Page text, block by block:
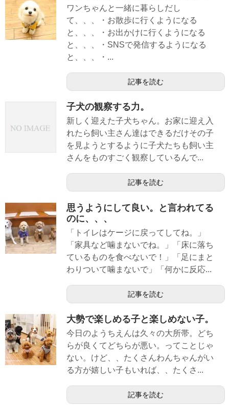
ワンちゃんと一緒に暮らしだし
て、、、・お散歩に行くようになる
と、、、・お出かけに行くようになる
と、、、・SNSで発信するようになる
と、、、・...
記事を読む
子犬の観察する力。
新しく迎えた子犬ちゃん。お家に迎え入
れたら飼い主さん達はできるだけその子
を見ようとするように子犬たちも飼い主
さんをものすごく観察しているんで...
記事を読む
思うようにして良い。と言われてる
のに、、、
「トイレはケージに戻ってしてね。」
「家具など噛まないでね。」「床に落ち
ているものを食べないで！」「足にまと
わりついて噛まないで」「何かに反応...
記事を読む
大勢で楽しめる子と楽しめない子。
今日のようちえんは久々の大所帯。どち
らが良くてどちらが悪い。ってことじゃ
ない。けど、、たくさんわんちゃんがい
る方が嬉しい子もいれば、、たくさ...
記事を読む